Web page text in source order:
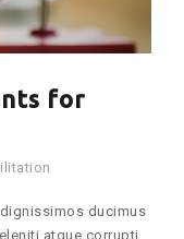
for
ducimus
atque corrupti